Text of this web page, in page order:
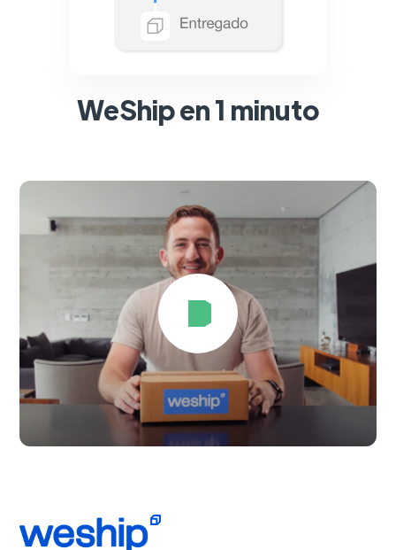
WeShip en 1 minuto